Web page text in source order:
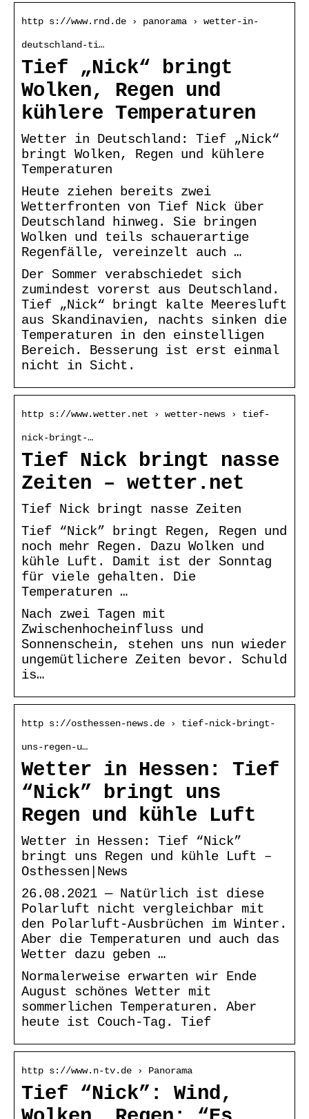
http s://www.rnd.de › panorama › wetter-in-
deutschland-ti…
Tief „Nick“ bringt
Wolken, Regen und
kühlere Temperaturen
Wetter in Deutschland: Tief „Nick“
bringt Wolken, Regen und kühlere
Temperaturen
Heute ziehen bereits zwei
Wetterfronten von Tief Nick über
Deutschland hinweg. Sie bringen
Wolken und teils schauerartige
Regenfälle, vereinzelt auch …
Der Sommer verabschiedet sich
zumindest vorerst aus Deutschland.
Tief „Nick“ bringt kalte Meeresluft
aus Skandinavien, nachts sinken die
Temperaturen in den einstelligen
Bereich. Besserung ist erst einmal
nicht in Sicht.
http s://www.wetter.net › wetter-news › tief-
nick-bringt-…
Tief Nick bringt nasse
Zeiten – wetter.net
Tief Nick bringt nasse Zeiten
Tief “Nick” bringt Regen, Regen und
noch mehr Regen. Dazu Wolken und
kühle Luft. Damit ist der Sonntag
für viele gehalten. Die
Temperaturen …
Nach zwei Tagen mit
Zwischenhocheinfluss und
Sonnenschein, stehen uns nun wieder
ungemütlichere Zeiten bevor. Schuld
is…
http s://osthessen-news.de › tief-nick-bringt-
uns-regen-u…
Wetter in Hessen: Tief
“Nick” bringt uns
Regen und kühle Luft
Wetter in Hessen: Tief “Nick”
bringt uns Regen und kühle Luft –
Osthessen|News
26.08.2021 — Natürlich ist diese
Polarluft nicht vergleichbar mit
den Polarluft-Ausbrüchen im Winter.
Aber die Temperaturen und auch das
Wetter dazu geben …
Normalerweise erwarten wir Ende
August schönes Wetter mit
sommerlichen Temperaturen. Aber
heute ist Couch-Tag. Tief
http s://www.n-tv.de › Panorama
Tief “Nick”: Wind,